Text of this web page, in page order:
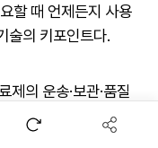
할 때 언제든지 사용
술의 키포인트다.
제의 운송·보관·품질
울러 전 세계적으로